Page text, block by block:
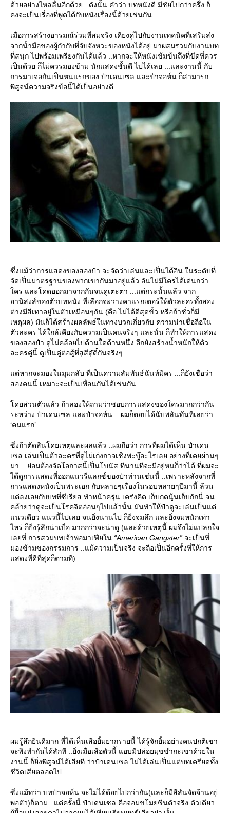
ด้วยอย่างไหลลื่นอีกด้วย ..ดังนั้น คำว่า บทหนังดี มีชัยไปกว่าครึ่ง ก็
คงจะเป็นเรื่องที่พูดได้กับหนังเรื่องนี้ด้วยเช่นกัน
เมื่อการสร้างอารมณ์ร่วมที่สมจริง เคียงคู่ไปกับงานเทคนิคที่เสริมส่ง
จากน้ำมือของผู้กำกับที่จับจังหวะของหนังได้อยู่ มาผสมรวมกับงานบท
ที่สนุก ไปพร้อมเพรียงกันได้แล้ว ..หากจะให้หนังเข้มข้นถึงที่ขีดที่ควร
เป็นด้วย ก็ไม่ควรมองข้าม นักแสดงชั้นดี ไปได้เลย ...และงานนี้ กับ
การมาเจอกันเป็นหนแรกของ ป๋าเดนเซล และป๋าจอห์น ก็สามารถ
พิสูจน์ความจริงข้อนี้ได้เป็นอย่างดี
ซึ่งแม้ว่าการแสดงของสองป๋า จะจัดว่าเล่นและเป็นได้อิน ในระดับที่
จัดเป็นมาตรฐานของพวกเขากันมาอยู่แล้ว อันไม่มีใครได้เด่นกว่า
คร และโดดออกมาจากกันจนดูเตะตา ...แต่กระนั้นแล้ว จาก
อานิสงส์ของตัวบทหนัง ที่เลือกจะวางคาแรกเตอร์ให้ตัวละครทั้งสอง
ต่างมีสีเทาอยู่ในตัวเหมือนๆกัน (คือ ไม่ได้ดีสุดขั้ว หรือถ้าชั่วก็มี
เหตุผล) มันก็ได้สร้างผลลัพธ์ในทางบวกเกี่ยวกับ ความน่าเชื่อถือใน
ตัวละคร ได้ใกล้เคียงกับความเป็นคนจริงๆ และนั่น ก็ทำให้การแสดง
ของสองป๋า ดูไม่คล้อยไปด้านใดด้านหนึ่ง อีกยังสร้างน้ำหนักให้ตัว
ละครคู่นี้ ดูเป็นคู่ต่อสู้ที่สูสีดู๋ดี๋กันจริงๆ
ต่หากจะมองในมุมกลับ ที่เป็นความสัมพันธ์ฉันท์มิคร ...ก็ยังเชื่อว่า
สองคนนี้ เหมาะจะเป็นเพื่อนกันได้เช่นกัน
ดยส่วนตัวแล้ว ถ้าลองให้ถามว่าชอบการแสดงของใครมากกว่ากัน
ระหว่าง ป๋าเดนเซล และป๋าจอห์น ...ผมก็ตอบได้ฉับพลันทันทีเลยว่า
‘คนแรก’
ซึ่งถ้าตัดสินโดยเหตุและผลแล้ว ..ผมถือว่า การที่ผมได้เห็น ป๋าเดน
เซล เล่นเป็นตัวละครที่ดูไม่เก่งกาจเชิงพะบู๊อะไรเลย อย่างที่เคยผ่านๆ
มา ...ย่อมต้องจัดโอกาสนี้เป็นโบนัส ทีนานทีจะมีอยู่หนก็ว่าได้ ที่ผมจะ
ได้ดูการแสดงที่ออกแนวรีแลกซ์ของป๋าท่านเช่นนี้ ..เพราะหลังจากที่
การแสดงหนังเป็นพระเอก กับหลายๆเรื่องในรอบหลายๆปีมานี้ ล้วน
ต่ลงเอยกับบทที่ซีเรียส ทำหน้าครุ่น เคร่งคิด เก็บกดนู้นเก็บกักนี่ จน
คล้ายว่าดูจะเป็นโรคจิตอ่อนๆไปแล้วนั้น มันทำให้ป๋าดูจะเล่นเป็นแต่
นวเดียว แนวนี้ไปเลย จนยิ่งนานไป ก็ยิ่งจมลึก และยิ่งจมหนักเท่า
ไหร่ ก็ยิ่งรู้สึกน่าเบื่อ มากกว่าจะน่าดู (และด้วยเหตุนี้ ผมจึงไม่แปลกใจ
เลยที่ การสวมบทเจ้าพ่อมาเฟียใน “American Gangster” จะเป็นที่
มองข้ามของกรรมการ ..แม้ความเป็นจริง จะถือเป็นอีกครั้งที่ให้การ
สดงที่ดีที่สุดก็ตามที)
ผมรู้สึกยินดีมาก ที่ได้เห็นเสือยิ้มยากรายนี้ ได้รู้จักยิ้มอย่างคนปกติเขา
จะพึงทำกันได้สักที ..ยิ่งเมื่อเสือตัวนี้ แอบมีปล่อยมุขขำกะเขาด้วยใน
งานนี้ ก็ยิ่งพิสูจน์ได้เสียที ว่าป๋าเดนเซล ไม่ได้เล่นเป็นแต่บทเครียดทั้ง
ชีวิตเสียตลอดไป
ซึ่งแม้ทว่า บทป๋าจอห์น จะไม่ได้ด้อยไปกว่ากัน(และก็มีสีสันจัดจ้านอยู่
พอตัว)ก็ตาม ..แต่ครั้งนี้ ป๋าเดนเซล คือจอมขโมยซีนตัวจริง ตัวเดียว